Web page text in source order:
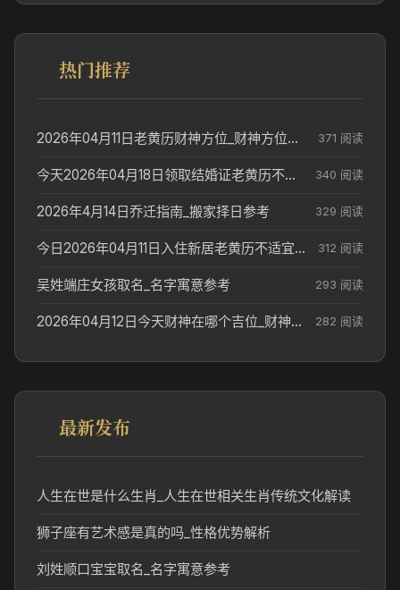
热门推荐
2026年04月11日老黄历财神方位_财神方位与供奉讲究 371 阅读
今天2026年04月18日领取结婚证老黄历不适合吗_领证日期参考 340 阅读
2026年4月14日乔迁指南_搬家择日参考 329 阅读
今日2026年04月11日入住新居老黄历不适宜吗_搬家择日参考 312 阅读
吴姓端庄女孩取名_名字寓意参考 293 阅读
2026年04月12日今天财神在哪个吉位_财神方位参考 282 阅读
最新发布
人生在世是什么生肖_人生在世相关生肖传统文化解读
狮子座有艺术感是真的吗_性格优势解析
刘姓顺口宝宝取名_名字寓意参考